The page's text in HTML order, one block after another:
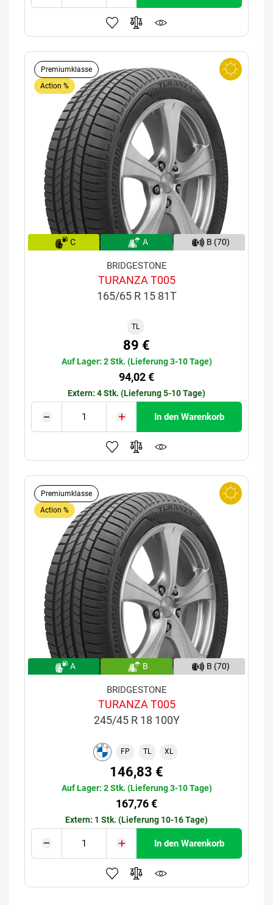
Premiumklasse
Action %
C A B (70)
BRIDGESTONE
TURANZA T005
165/65 R 15 81T
TL
89 €
Auf Lager: 2 Stk. (Lieferung 3-10 Tage)
94,02 €
Extern: 4 Stk. (Lieferung 5-10 Tage)
In den Warenkorb
Premiumklasse
Action %
A B B (70)
BRIDGESTONE
TURANZA T005
245/45 R 18 100Y
FP TL XL
146,83 €
Auf Lager: 2 Stk. (Lieferung 3-10 Tage)
167,76 €
Extern: 1 Stk. (Lieferung 10-16 Tage)
In den Warenkorb